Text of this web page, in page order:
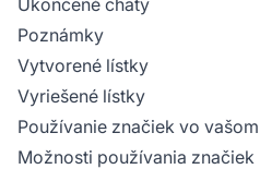
Poznámky
Vytvorené lístky
Vyriešené lístky
Používanie značiek vo
Možnosti používania značiek